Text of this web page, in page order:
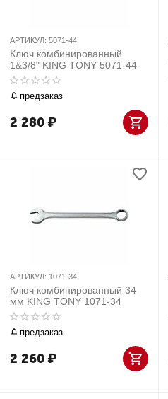
АРТИКУЛ: 5071-44
Ключ комбинированный
1&3/8" KING TONY 5071-44
предзаказ
2 280₽
АРТИКУЛ: 1071-34
Ключ комбинированный 34
мм KING TONY 1071-34
предзаказ
2 260₽